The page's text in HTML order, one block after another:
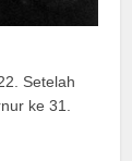
Setelah
ke 31.